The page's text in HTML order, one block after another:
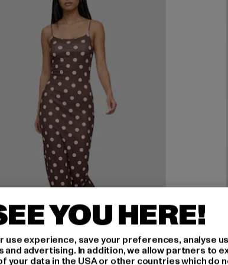
YOU HERE!
experience, save your preferences, analyse
advertising. In addition, we allow partners to
your data in the USA or other countries which do